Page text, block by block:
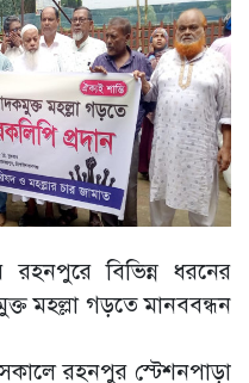
রহনপুরে বিভিন্ন ধরনের
মহল্লা গড়তে মানববন্ধন
রহনপুর স্টেশনপাড়া